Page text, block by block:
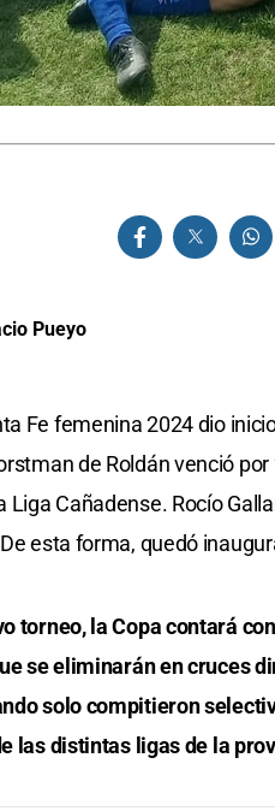
Pueyo
Fe femenina 2024 dio
de Roldán venció
Liga Cañadense. Rocío
esta forma, quedó
torneo, la Copa contará
se eliminarán en cruces
solo compitieron
las distintas ligas de la